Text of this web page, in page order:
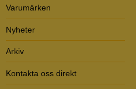
Varumärken
Nyheter
Arkiv
Kontakta oss direkt